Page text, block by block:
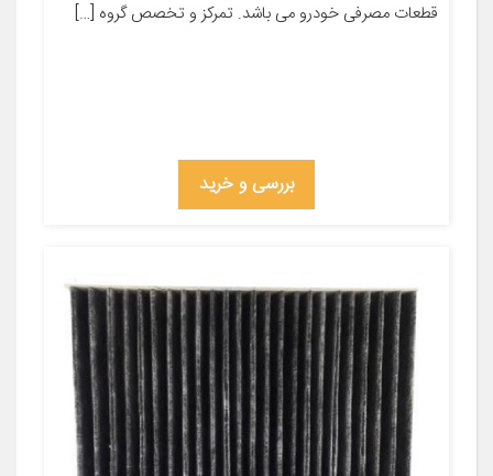
قطعات مصرفی خودرو می باشد. تمرکز و تخصص گروه […]
بررسی و خرید